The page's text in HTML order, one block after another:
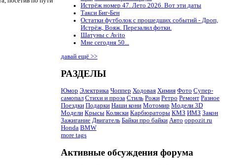
Истрёж номер 47. Лето 2026. Вот эти даты
Такси Биг-Бен
Остатки футболок с прошедших событий - Дроп,
Истрёж, Вояж. Перезалил фотки.
Шатуны с Avito
Мне сегодня 50...
давай ещё >>
РАЗДЕЛЫ
Юмор Электрика Чоппер Ходовая Химия Фото Супер-
самопал Стихи и проза Стиль Рожи Ретро Ремонт Разное
Поездки Подарки Наши кони Мотомир Модели 3D
Модели Крысы Коляски Карбюраторы КМЗ ИМЗ Закон
Зажигание Двигатель Байки про байки Авто oppozit.ru
Honda BMW
more tags
Активные обсуждения форума